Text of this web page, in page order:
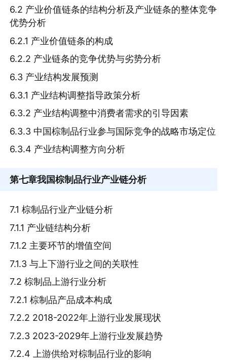
6.2 产业价值链条的结构分析及产业链条的整体竞争
优势分析
6.2.1 产业价值链条的构成
6.2.2 产业链条的竞争优势与劣势分析
6.3 产业结构发展预测
6.3.1 产业结构调整指导政策分析
6.3.2 产业结构调整中消费者需求的引导因素
6.3.3 中国棕制品行业参与国际竞争的战略市场定位
6.3.4 产业结构调整方向分析
第七章我国棕制品行业产业链分析
7.1 棕制品行业产业链分析
7.1.1 产业链结构分析
7.1.2 主要环节的增值空间
7.1.3 与上下游行业之间的关联性
7.2 棕制品上游行业分析
7.2.1 棕制品产品成本构成
7.2.2 2018-2022年上游行业发展现状
7.2.3 2023-2029年上游行业发展趋势
7.2.4 上游供给对棕制品行业的影响